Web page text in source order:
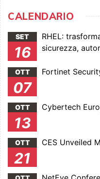
CALENDARIO
SET
16
RHEL:
sicurezza,
OTT
07
Fortinet
OTT
13
Cybertech
OTT
21
CES Unveiled